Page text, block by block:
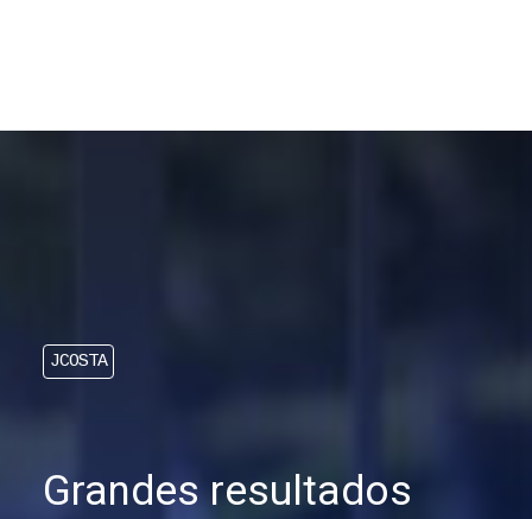
JCOSTA
Grandes resultados